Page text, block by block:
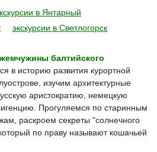
в Янтарный
экскурсии в Светлогорск
балтийского
в историю развития курортной
изучим архитектурные
аристократию, немецкую
Прогуляемся по старинным
раскроем секреты "солнечного
по праву называют кошачьей